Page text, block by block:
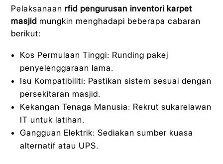
Pelaksanaan rfid pengurusan inventori karpet
masjid mungkin menghadapi beberapa cabaran
berikut:
Kos Permulaan Tinggi: Runding pakej
penyelenggaraan lama.
Isu Kompatibiliti: Pastikan sistem sesuai dengan
persekitaran masjid.
Kekangan Tenaga Manusia: Rekrut sukarelawan
IT untuk latihan.
Gangguan Elektrik: Sediakan sumber kuasa
alternatif atau UPS.